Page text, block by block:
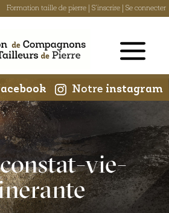
Formation taille de pierre S'inscrire Se connecter
Notre instagram
vie-